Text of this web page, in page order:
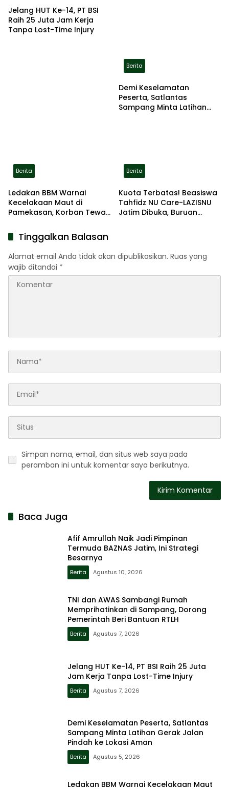
Jelang HUT Ke-14, PT BSI
Raih 25 Juta Jam Kerja
Tanpa Lost-Time Injury
Berita
Demi Keselamatan
Peserta, Satlantas
Sampang Minta Latihan
Berita
Ledakan BBM Warnai
Kecelakaan Maut di
Pamekasan, Korban Tewas
Berita
Kuota Terbatas! Beasiswa
Tahfidz NU Care-LAZISNU
Jatim Dibuka, Buruan
Tinggalkan Balasan
Alamat email Anda tidak akan dipublikasikan. Ruas yang
wajib ditandai *
Simpan nama, email, dan situs web saya pada
peramban ini untuk komentar saya berikutnya.
Baca Juga
Afif Amrullah Naik Jadi Pimpinan
Termuda BAZNAS Jatim, Ini Strategi
Besarnya
Berita Agustus 10, 2026
TNI dan AWAS Sambangi Rumah
Memprihatinkan di Sampang, Dorong
Pemerintah Beri Bantuan RTLH
Berita Agustus 7, 2026
Jelang HUT Ke-14, PT BSI Raih 25 Juta
Jam Kerja Tanpa Lost-Time Injury
Berita Agustus 7, 2026
Demi Keselamatan Peserta, Satlantas
Sampang Minta Latihan Gerak Jalan
Pindah ke Lokasi Aman
Berita Agustus 5, 2026
Ledakan BBM Warnai Kecelakaan Maut